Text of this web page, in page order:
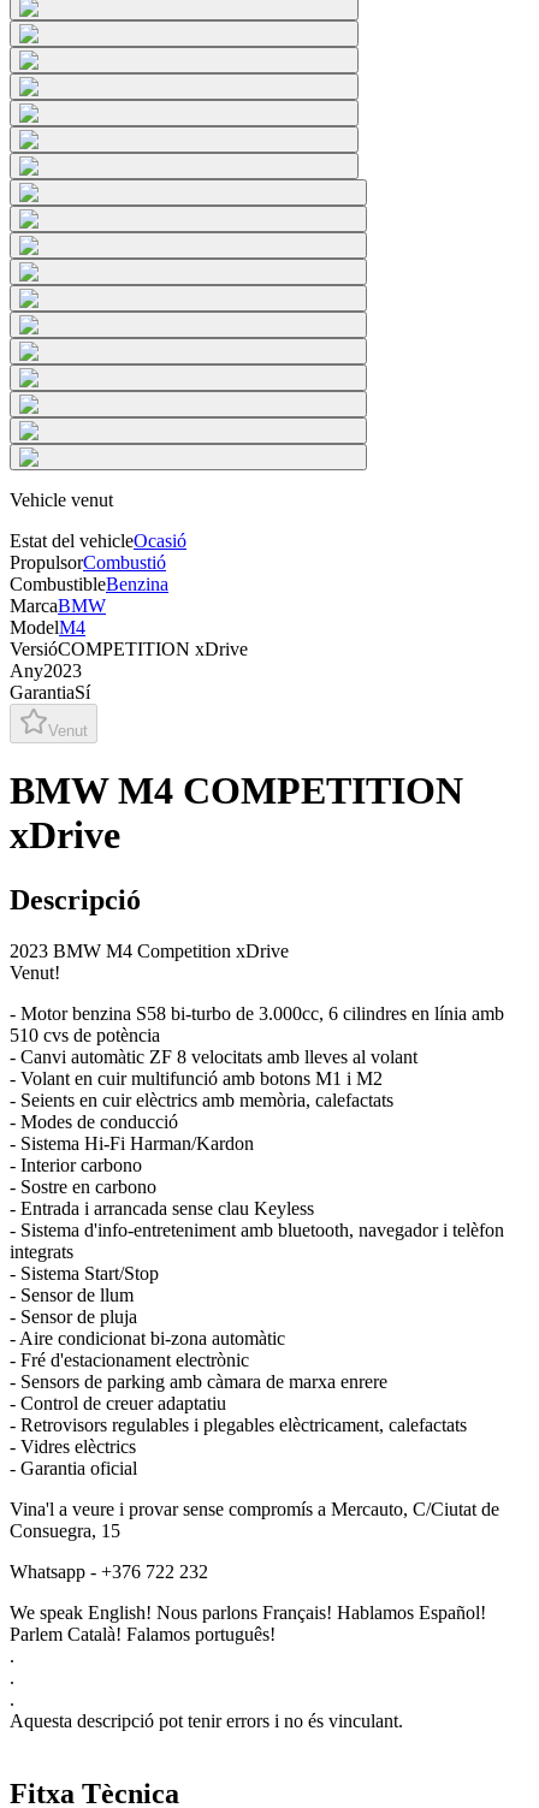
Vehicle venut
Estat del vehicleOcasió
PropulsorCombustió
CombustibleBenzina
MarcaBMW
ModelM4
VersióCOMPETITION xDrive
Any2023
GarantiaSí
Venut
BMW M4 COMPETITION
xDrive
Descripció
2023 BMW M4 Competition xDrive
Venut!
- Motor benzina S58 bi-turbo de 3.000cc, 6 cilindres en línia amb
510 cvs de potència
- Canvi automàtic ZF 8 velocitats amb lleves al volant
- Volant en cuir multifunció amb botons M1 i M2
- Seients en cuir elèctrics amb memòria, calefactats
- Modes de conducció
- Sistema Hi-Fi Harman/Kardon
- Interior carbono
- Sostre en carbono
- Entrada i arrancada sense clau Keyless
- Sistema d'info-entreteniment amb bluetooth, navegador i telèfon
integrats
- Sistema Start/Stop
- Sensor de llum
- Sensor de pluja
- Aire condicionat bi-zona automàtic
- Fré d'estacionament electrònic
- Sensors de parking amb càmara de marxa enrere
- Control de creuer adaptatiu
- Retrovisors regulables i plegables elèctricament, calefactats
- Vidres elèctrics
- Garantia oficial
Vina'l a veure i provar sense compromís a Mercauto, C/Ciutat de
Consuegra, 15
Whatsapp - +376 722 232
We speak English! Nous parlons Français! Hablamos Español!
Parlem Català! Falamos português!
.
.
.
Aquesta descripció pot tenir errors i no és vinculant.
Fitxa Tècnica